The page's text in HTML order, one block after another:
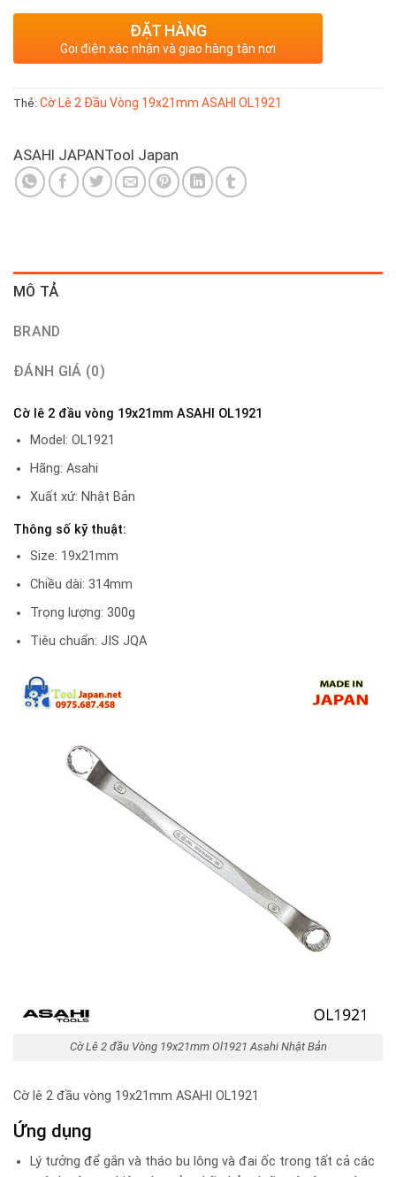
ĐẶT HÀNG
Gọi điện xác nhận và giao hàng tận nơi
Thẻ: Cờ Lê 2 Đầu Vòng 19x21mm ASAHI OL1921
ASAHI JAPANTool Japan
MÔ TẢ
BRAND
ĐÁNH GIÁ (0)
Cờ lê 2 đầu vòng 19x21mm ASAHI OL1921
Model: OL1921
Hãng: Asahi
Xuất xứ: Nhật Bản
Thông số kỹ thuật:
Size: 19x21mm
Chiều dài: 314mm
Trọng lượng: 300g
Tiêu chuẩn: JIS JQA
Cờ Lê 2 đầu Vòng 19x21mm Ol1921 Asahi Nhật Bản
Cờ lê 2 đầu vòng 19x21mm ASAHI OL1921
Ứng dụng
Lý tưởng để gắn và tháo bu lông và đai ốc trong tất cả các